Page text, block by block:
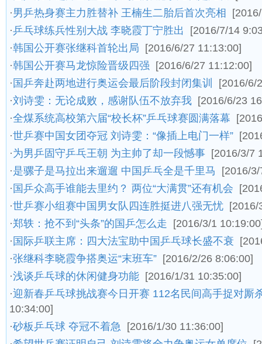
·男乒热身赛主力胜替补 王楠生二胎后首次亮相
·乒乓球练兵性别大战 李晓霞丁宁胜出
[2016/7/14
·韩国公开赛张继科首轮出局 [2016/6/27 11:13:00]
·韩国公开赛马龙惊险晋级四强 [2016/6/27 11:12:00]
·国乒奔赴两地进行奥运会最后阶段封闭集训
[2016/6/
·刘诗雯：无论成败，感谢队伍不放弃我 [2016/6/23
·全煤系统高校第六届“校长杯”乒乓球赛圆满落幕
·世乒赛中国女团夺冠 刘诗雯：“像插上电门一样”
·为男乒固守乒乓王朝 为主帅了却一段憾事 [2016/3/7
·是骡子是马拉出来遛遛 中国乒乓全是千里马
[2016/
·国乒众高手谁能去里约？ 两位“大满贯”还有机会
·世乒赛小组赛中国男女队四连胜挺进八强无忧 [2016/
·郑轶：抢不到“头条”的国乒怎么走 [2016/3/1
·国际乒联主席：四大法宝助中国乒乓球长盛不衰
·张继科李晓霞争搭奥运“末班车” [2016/2/26 8:06:00]
·浅谈乒乓球的休闲健身功能 [2016/1/31 10:35:00]
·迎新春乒乓球挑战赛今日开赛 112名民间高手捉对厮
10:34:00]
·砂板乒乓球 夺冠不着急
[2016/1/30 11:36:00]